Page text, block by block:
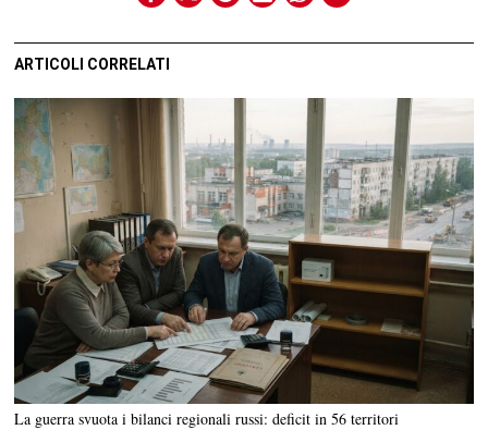
ARTICOLI CORRELATI
La guerra svuota i bilanci regionali russi: deficit in 56 territori